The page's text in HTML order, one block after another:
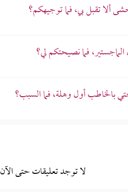
ألا تقبل بي، فما توجيهكم؟
الماجستير، فما نصيحتكم لي؟
بالخاطب أول وهلة، فما السبب؟
لا توجد تعليقات حتى الآن